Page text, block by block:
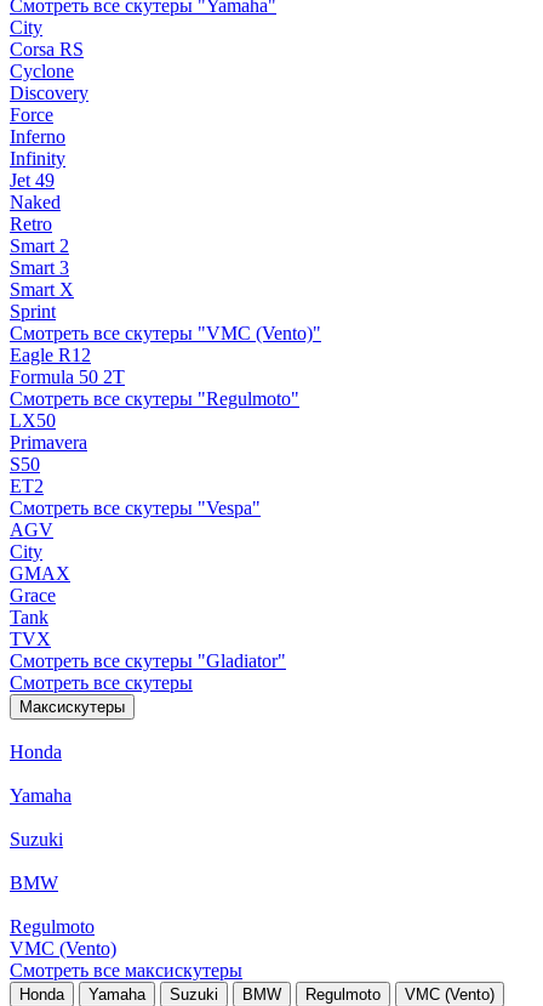
Смотреть все скутеры "Yamaha"
City
Corsa RS
Cyclone
Discovery
Force
Inferno
Infinity
Jet 49
Naked
Retro
Smart 2
Smart 3
Smart X
Sprint
Смотреть все скутеры "VMC (Vento)"
Eagle R12
Formula 50 2Т
Смотреть все скутеры "Regulmoto"
LX50
Primavera
S50
ET2
Смотреть все скутеры "Vespa"
AGV
City
GMAX
Grace
Tank
TVX
Смотреть все скутеры "Gladiator"
Смотреть все скутеры
Максискутеры
Honda
Yamaha
Suzuki
BMW
Regulmoto
VMC (Vento)
Смотреть все максискутеры
Honda Yamaha Suzuki BMW Regulmoto VMC (Vento)